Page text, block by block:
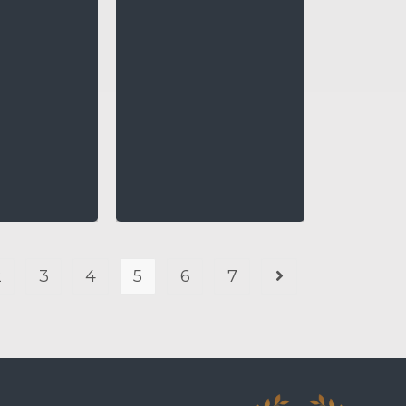
3 4 5 6 7